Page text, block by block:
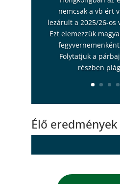
nemcsak a vb ért
lezárult a 2025/26-os
Ezt elemezzük
Folytatjuk a
részben
Élő eredmények